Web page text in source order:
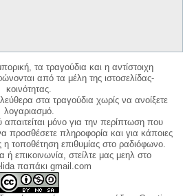
τα τραγούδια και η αντίστοιχη
από τα μέλη της ιστοσελίδας-
κοινότητας.
στα τραγούδια χωρίς να ανοίξετε
λογαριασμό.
απαιτείται μόνο για την περίπτωση που
προσθέσετε πληροφορία και για κάποιες
η τοποθέτηση επιθυμίας στο ραδιόφωνο.
επικοινωνία, στείλτε μας μεηλ στο
παπάκι gmail.com